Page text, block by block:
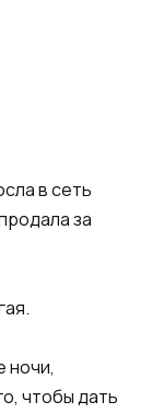
в сеть
за
ночи,
чтобы дать